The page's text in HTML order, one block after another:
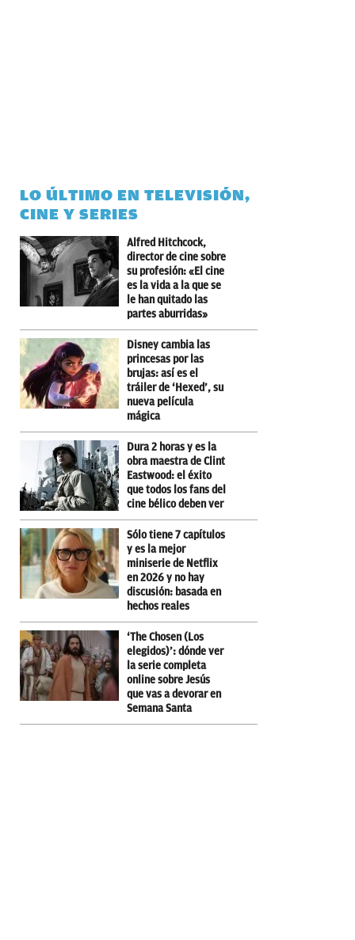
LO ÚLTIMO EN TELEVISIÓN,
CINE Y SERIES
Alfred Hitchcock,
director de cine sobre
su profesión: «El cine
es la vida a la que se
le han quitado las
partes aburridas»
Disney cambia las
princesas por las
brujas: así es el
tráiler de ‘Hexed’, su
nueva película
mágica
Dura 2 horas y es la
obra maestra de Clint
Eastwood: el éxito
que todos los fans del
cine bélico deben ver
Sólo tiene 7 capítulos
y es la mejor
miniserie de Netflix
en 2026 y no hay
discusión: basada en
hechos reales
‘The Chosen (Los
elegidos)’: dónde ver
la serie completa
online sobre Jesús
que vas a devorar en
Semana Santa